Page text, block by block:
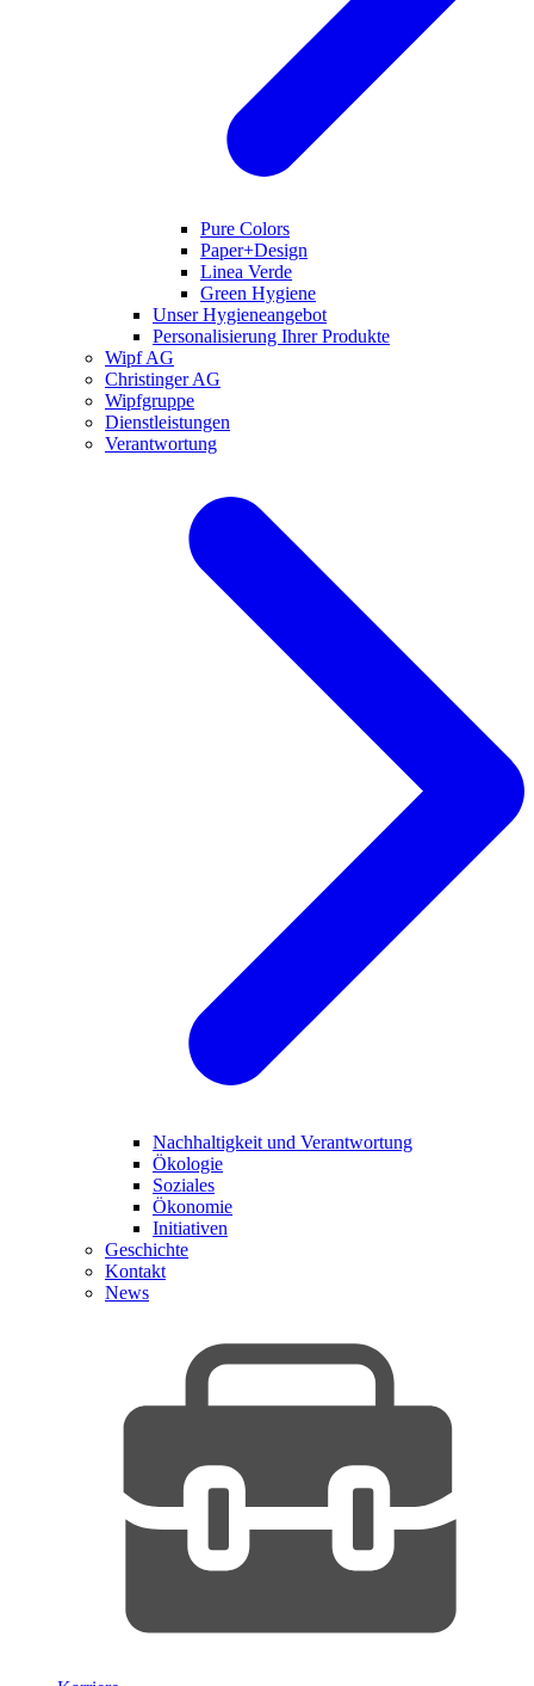
Pure Colors
Paper+Design
Linea Verde
Green Hygiene
Unser Hygieneangebot
Personalisierung Ihrer Produkte
Wipf AG
Christinger AG
Wipfgruppe
Dienstleistungen
Verantwortung
Nachhaltigkeit und Verantwortung
Ökologie
Soziales
Ökonomie
Initiativen
Geschichte
Kontakt
News